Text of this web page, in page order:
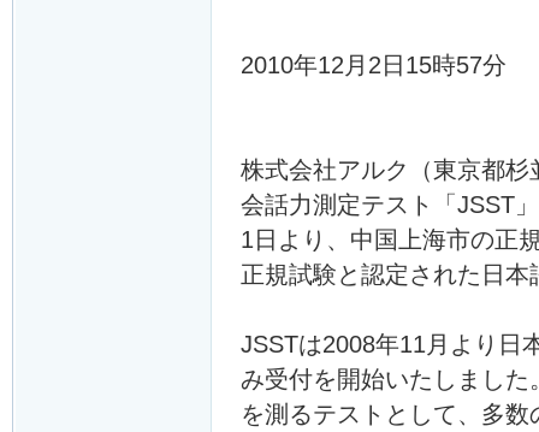
2010年12月2日15時57分
株式会社アルク（東京都
会話力測定テスト「JSST
1日より、中国上海市の正
正規試験と認定された日
JSSTは2008年11月より日
み受付を開始いたしまし
を測るテストとして、多